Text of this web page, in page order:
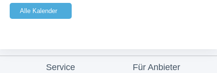
Alle Kalender
Service Für Anbieter